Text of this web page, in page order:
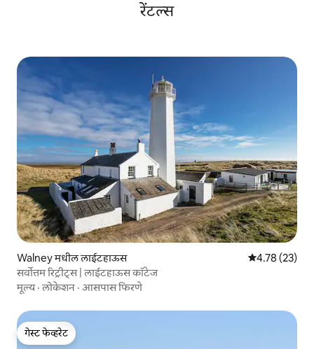
रेंटल्स
Walney मधील लाईटहाऊस 5 पैकी 4.78
4.78 (23)
सर्वोत्तम रिट्रीट्स | लाईटहाऊस कॉटेज
मूल्य·लोकेशन · आसपास फिरणे
गेस्ट फेव्हरेट
गेस्ट फेव्हरेट